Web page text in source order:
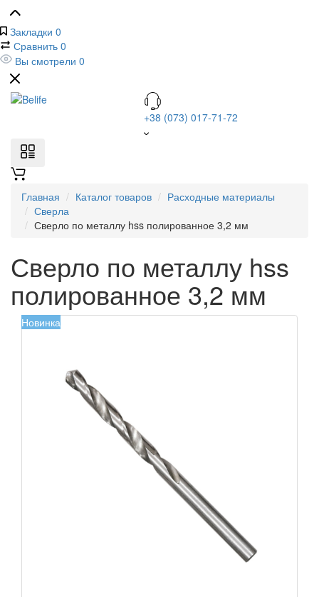
Закладки 0
Сравнить 0
Вы смотрели 0
+38 (073) 017-71-72
Главная Каталог товаров
Расходные материалы
Сверла
Сверло по металлу hss полированное 3,2 мм
Сверло по металлу hss
полированное 3,2 мм
Новинка